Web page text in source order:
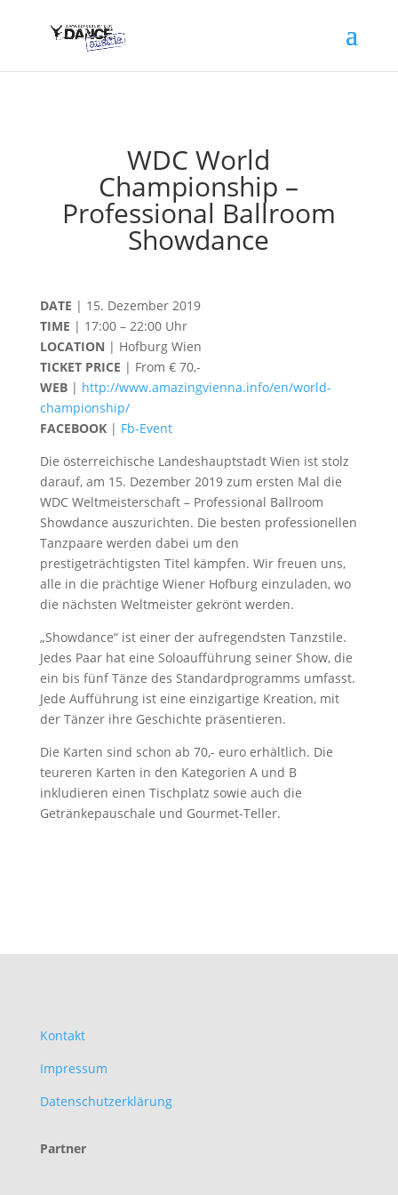
WDC World
Championship –
Professional Ballroom
Showdance
DATE | 15. Dezember 2019
TIME | 17:00 – 22:00 Uhr
LOCATION | Hofburg Wien
TICKET PRICE | From € 70,-
WEB| http://www.amazingvienna.info/en/world-
championship/
FACEBOOK| Fb-Event
Die österreichische Landeshauptstadt Wien ist stolz
darauf, am 15. Dezember 2019 zum ersten Mal die
WDC Weltmeisterschaft – Professional Ballroom
Showdance auszurichten. Die besten professionellen
Tanzpaare werden dabei um den
prestigeträchtigsten Titel kämpfen. Wir freuen uns,
alle in die prächtige Wiener Hofburg einzuladen, wo
die nächsten Weltmeister gekrönt werden.
„Showdance“ ist einer der aufregendsten Tanzstile.
Jedes Paar hat eine Soloaufführung seiner Show, die
ein bis fünf Tänze des Standardprogramms umfasst.
Jede Aufführung ist eine einzigartige Kreation, mit
der Tänzer ihre Geschichte präsentieren.
Die Karten sind schon ab 70,- euro erhältlich. Die
teureren Karten in den Kategorien A und B
inkludieren einen Tischplatz sowie auch die
Getränkepauschale und Gourmet-Teller.
Kontakt
Impressum
Datenschutzerklärung
Partner